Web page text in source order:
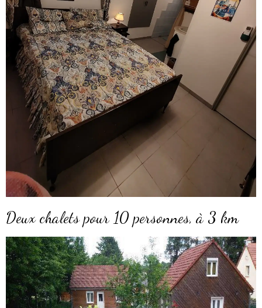
Deux chalets pour 10 personnes, à 3 km